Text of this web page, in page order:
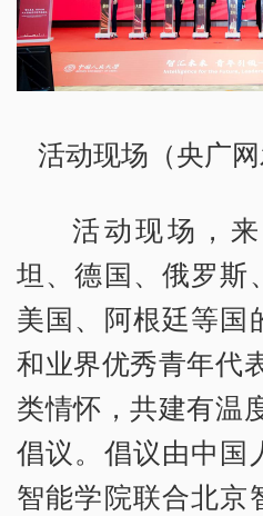
活动现场（央广网
活动现场，
坦、德国、俄罗斯
美国、阿根廷等国
和业界优秀青年代
类情怀，共建有温
倡议。倡议由中国
智能学院联合北京